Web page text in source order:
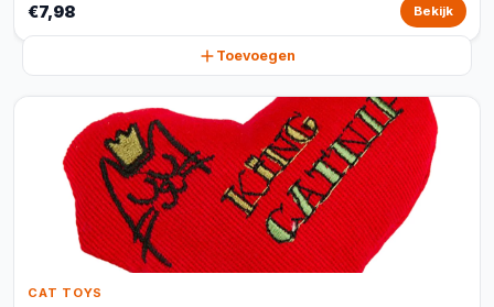
€7,98 Bekijk
Toevoegen
CAT TOYS